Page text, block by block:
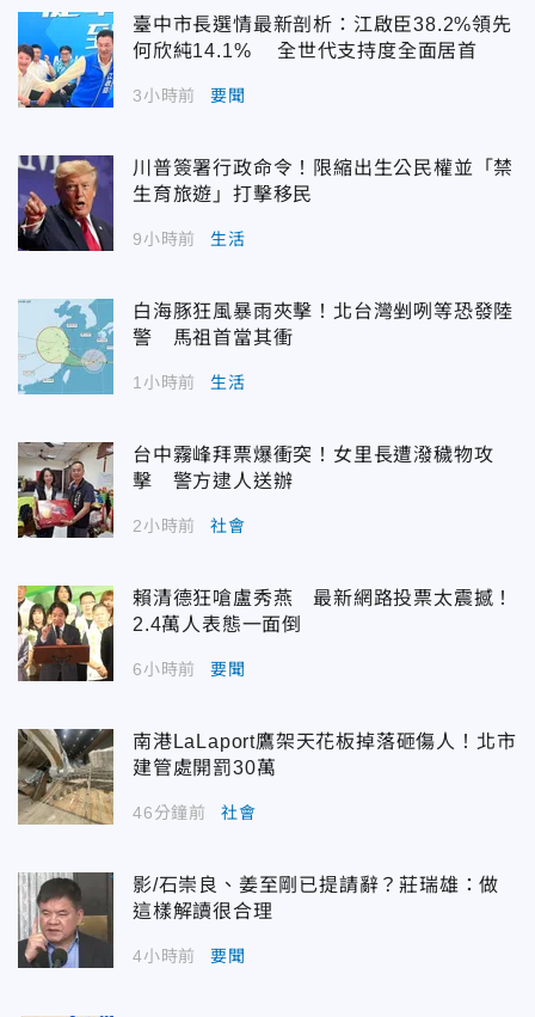
臺中市長選情最新剖析：江啟臣38.2%領先
何欣純14.1% 全世代支持度全面居首
3小時前 要聞
川普簽署行政命令！限縮出生公民權並「禁
生育旅遊」打擊移民
9小時前 生活
白海豚狂風暴雨夾擊！北台灣剉咧等恐發陸
警 馬祖首當其衝
1小時前 生活
台中霧峰拜票爆衝突！女里長遭潑穢物攻
擊 警方逮人送辦
2小時前 社會
賴清德狂嗆盧秀燕 最新網路投票太震撼！
2.4萬人表態一面倒
6小時前 要聞
南港LaLaport鷹架天花板掉落砸傷人！北市
建管處開罰30萬
46分鐘前 社會
影/石崇良、姜至剛已提請辭？莊瑞雄：做
這樣解讀很合理
4小時前 要聞